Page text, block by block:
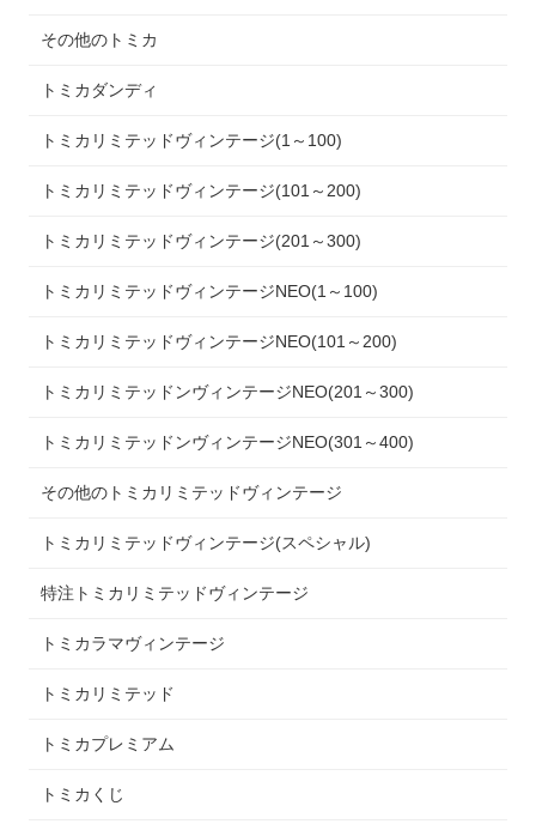
その他のトミカ
トミカダンディ
トミカリミテッドヴィンテージ(1～100)
トミカリミテッドヴィンテージ(101～200)
トミカリミテッドヴィンテージ(201～300)
トミカリミテッドヴィンテージNEO(1～100)
トミカリミテッドヴィンテージNEO(101～200)
トミカリミテッドンヴィンテージNEO(201～300)
トミカリミテッドンヴィンテージNEO(301～400)
その他のトミカリミテッドヴィンテージ
トミカリミテッドヴィンテージ(スペシャル)
特注トミカリミテッドヴィンテージ
トミカラマヴィンテージ
トミカリミテッド
トミカプレミアム
トミカくじ